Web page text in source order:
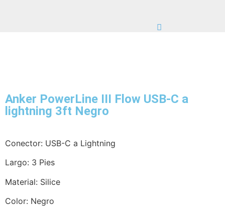
Anker PowerLine III Flow USB-C a
lightning 3ft Negro
Conector: USB-C a Lightning
Largo: 3 Pies
Material: Silice
Color: Negro